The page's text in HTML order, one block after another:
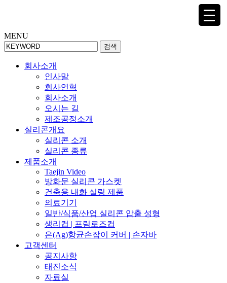
MENU
검색
회사소개
인사말
회사연혁
회사소개
오시는 길
제조공정소개
실리콘개요
실리콘 소개
실리콘 종류
제품소개
Taejin Video
방화문 실리콘 가스켓
건축용 내화 실링 제품
의료기기
일반/식품/산업 실리콘 압출 성형
생리컵 | 프림로즈컵
은(Ag)항균손잡이 커버 | 손자바
고객센터
공지사항
태진소식
자료실